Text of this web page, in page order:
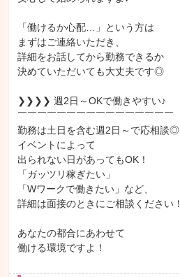
「働けるか心配…」という方は
まずはご連絡いただき、
詳細をお話してから勤務できるか
決めていただいても大丈夫です◎
❯❯❯❯ 週2日～OKで働きやすい♪
￣￣￣￣￣￣￣￣￣￣￣￣￣￣￣￣
勤務は土日を含む週2日～で応相談◎
イベントによって
出られない日があってもOK！
「ガッツリ稼ぎたい」
「Wワークで働きたい」など、
詳細は面接のときにご相談ください！
あなたの都合にあわせて
働ける環境ですよ！